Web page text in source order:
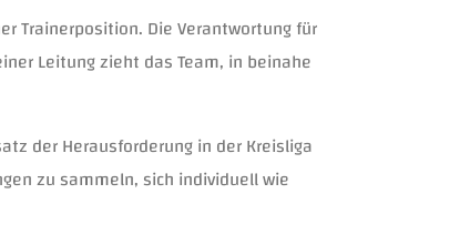
Trainerposition. Die Verantwortung für
Leitung zieht das Team, in beinahe
der Herausforderung in der Kreisliga
zu sammeln, sich individuell wie